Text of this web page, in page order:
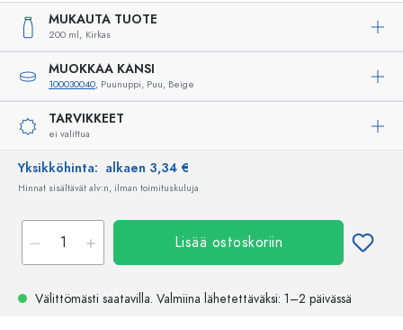
MUKAUTA TUOTE
200 ml, Kirkas
MUOKKAA KANSI
100030040, Puunuppi, Puu, Beige
TARVIKKEET
ei valittua
Yksikköhinta: alkaen 3,34 €
Hinnat sisältävät alv:n, ilman toimituskuluja
Lisää ostoskoriin
Välittömästi saatavilla. Valmiina lähetettäväksi: 1–2 päivässä